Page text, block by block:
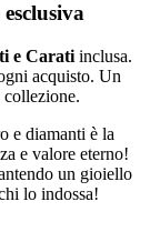
e Carati inclusa.
acquisto. Un
e diamanti è la
e valore eterno!
un gioiello
lo indossa!